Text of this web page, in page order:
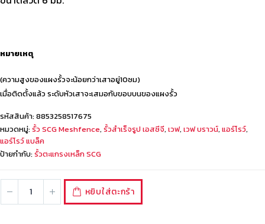
หมายเหตุ
(ความสูงของแผงรั้วจะน้อยกว่าเสาอยู่10ซม)
เมื่อติดตั้งแล้ว ระดับหัวเสาจะเสมอกับขอบบนของแผงรั้ว
รหัสสินค้า:8853258517675
หมวดหมู่:รั้ว SCG Meshfence, รั้วสำเร็จรูป เอสซีจี, เวฟ, เวฟ บราวน์, แอร์โรว์,
แอร์โรว์ แบล็ค
ป้ายกำกับ:รั้วตะแกรงเหล็ก SCG
หยิบใส่ตะกร้า